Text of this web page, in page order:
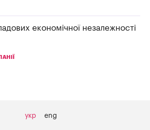
економічної незалежності
укр eng